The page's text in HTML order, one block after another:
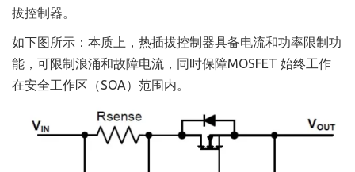
拔控制器。
如下图所示：本质上，热插拔控制器具备电流和功率限制功
能，可限制浪涌和故障电流，同时保障MOSFET 始终工作
在安全工作区（SOA）范围内。